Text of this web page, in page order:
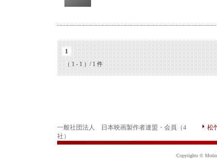
1
（ 1 - 1 ）/ 1 件
一般社団法人 日本映画製作者連盟・会員（4
社）
松
Copyrights ©